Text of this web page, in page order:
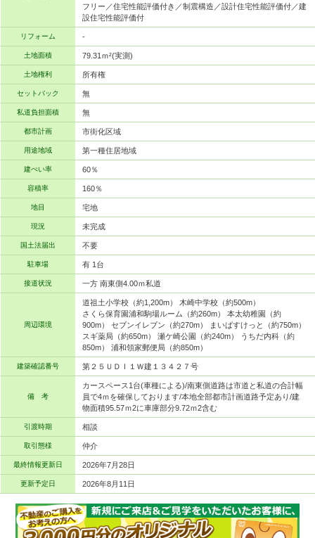
フリー／住宅性能評価付き／制震構造／設計住宅性能評価付／建
設住宅性能評価付
リフォーム -
土地面積 79.31ｍ²(実測)
土地権利 所有権
セットバック 無
私道負担面積 無
都市計画 市街化区域
用途地域 第一種住居地域
建ぺい率 60％
容積率 160％
地目 宅地
現況 未完成
国土法届出 不要
駐車場 有 1台
接道状況 一方 南東側4.00ｍ私道
周辺環境
道祖土小学校（約1,200m） 木崎中学校（約500m）
さくら保育園浦和駒場ルーム（約260m） 本太幼稚園（約
900m） セブンイレブン（約270m） まいばすけっと（約750m）
スギ薬局（約650m） 瀬ケ崎公園（約240m） うちだ内科（約
850m） 浦和領家郵便局（約850m）
建築確認番号 第２５ＵＤＩ１Ｗ建１３４２７号
備 考
カースペース1台(車種による)/南東側道路は市道と私道の合計幅
員で4ｍを確保しております/本地全部都市計画道路予定あり/建
物面積95.57ｍ2に車庫部分9.72ｍ2含む
引渡時期 相談
取引態様 仲介
最終情報更新日 2026年7月28日
更新予定日 2026年8月11日